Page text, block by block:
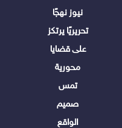
نيوز نهجًا
تحريريًا يرتكز
على قضايا
محورية
تمس
صميم
الواقع